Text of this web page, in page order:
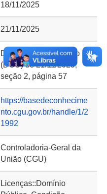
18/11/2025
21/11/2025
Diário Oficial da União
(DOU) de 21/11/2025,
seção 2, página 57
https://basedeconhecime
nto.cgu.gov.br/handle/1/2
1992
Controladoria-Geral da
União (CGU)
Licenças::Domínio